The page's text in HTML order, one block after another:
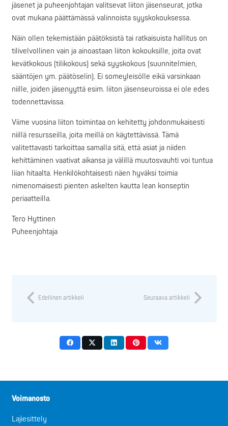
jäsenet ja puheenjohtajan valitsevat liiton jäsenseurat, jotka
ovat mukana päättämässä valinnoista syyskokouksessa.
Näin ollen tekemistään päätöksistä tai ratkaisuista hallitus on
tilivelvollinen vain ja ainoastaan liiton kokouksille, joita ovat
kevätkokous (tilikokous) sekä syyskokous (suunnitelmien,
sääntöjen ym. päätöselin). Ei someyleisölle eikä varsinkaan
niille, joiden jäsenyyttä esim. liiton jäsenseuroissa ei ole edes
todennettavissa.
Viime vuosina liiton toimintaa on kehitetty johdonmukaisesti
niillä resursseilla, joita meillä on käytettävissä. Tämä
valitettavasti tarkoittaa samalla sitä, että asiat ja niiden
kehittäminen vaativat aikansa ja välillä muutosvauhti voi tuntua
liian hitaalta. Henkilökohtaisesti näen hyväksi toimia
nimenomaisesti pienten askelten kautta lean konseptin
periaatteilla.
Tero Hyttinen
Puheenjohtaja
Edellinen artikkeli Seuraava artikkeli
Voimanosto
Lajiesittely